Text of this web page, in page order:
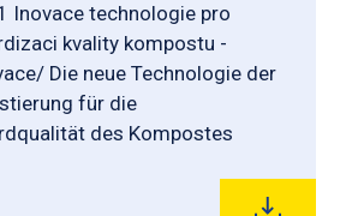
Inovace technologie pro
kvality kompostu -
Die neue Technologie der
für die
des Kompostes